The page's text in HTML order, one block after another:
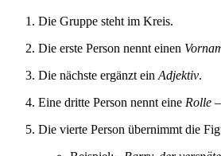
Die Gruppe steht im Kreis.
Die erste Person nennt einen
Die nächste ergänzt ein Adjektiv.
Eine dritte Person nennt eine Rolle
Die vierte Person übernimmt die